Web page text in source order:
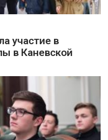
участие в
в Каневской